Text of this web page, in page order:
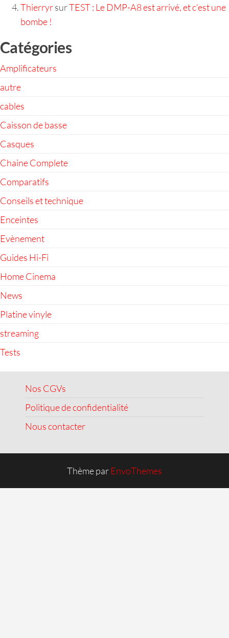
ThierryrsurTEST : Le DMP-A8 est arrivé, et c’est une
bombe !
Catégories
Amplificateurs
autre
cables
Caisson de basse
Casques
Chaine Complete
Comparatifs
Conseils et technique
Enceintes
Evènement
Guides Hi-Fi
Home Cinema
News
Platine vinyle
streaming
Tests
Nos CGVs
Politique de confidentialité
Nous contacter
Thème parEnvoThemes